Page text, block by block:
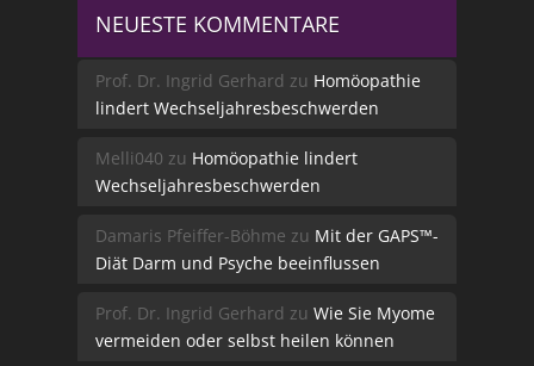
NEUESTE KOMMENTARE
Prof. Dr. Ingrid Gerhard zu Homöopathie
lindert Wechseljahresbeschwerden
Melli040 zu Homöopathie lindert
Wechseljahresbeschwerden
Damaris Pfeiffer-Böhme zu Mit der GAPS™-
Diät Darm und Psyche beeinflussen
Prof. Dr. Ingrid Gerhard zu Wie Sie Myome
vermeiden oder selbst heilen können